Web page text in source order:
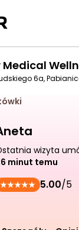
6a,
wizyta
minut temu
5.00/5